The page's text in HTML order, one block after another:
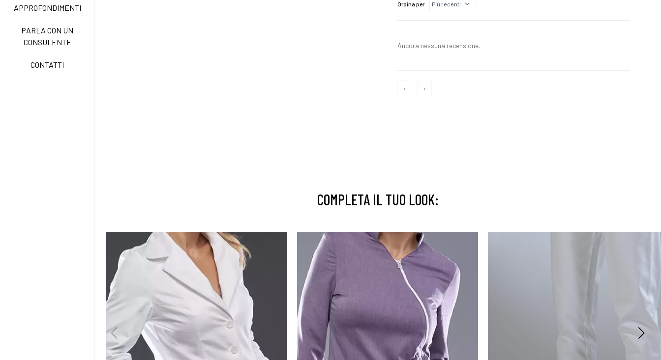
APPROFONDIMENTI
PARLA CON UN
CONSULENTE
CONTATTI
Ordina per
Ancora nessuna recensione.
‹ ›
COMPLETA IL TUO LOOK: